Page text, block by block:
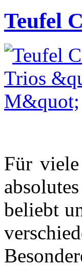
Teufel
Für
beliebt